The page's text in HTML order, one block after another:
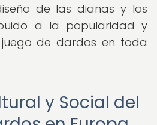
de las dianas y los
a la popularidad y
de dardos en toda
y Social del